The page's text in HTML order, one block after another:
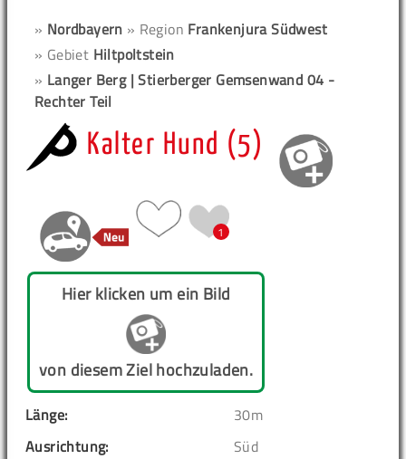
» Nordbayern » Region Frankenjura Südwest
» Gebiet Hiltpoltstein
» Langer Berg | Stierberger Gemsenwand 04 -
Rechter Teil
Kalter Hund (5)
1
Hier klicken um ein Bild
von diesem Ziel hochzuladen.
Länge:
30m
Ausrichtung:
Süd